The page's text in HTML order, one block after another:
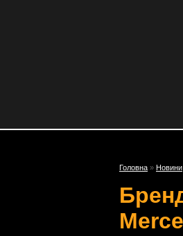
Головна » Новини